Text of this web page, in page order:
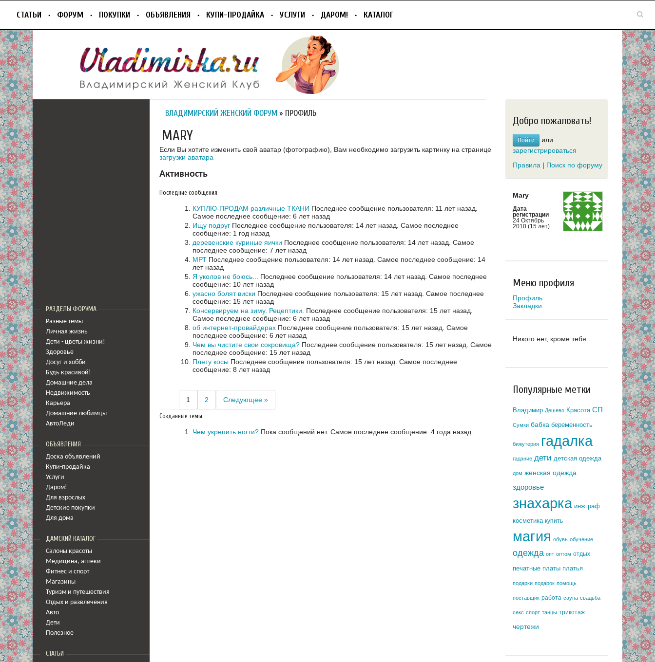
СТАТЬИ ФОРУМ ПОКУПКИ ОБЪЯВЛЕНИЯ КУПИ-ПРОДАЙКА УСЛУГИ ДАРОМ! КАТАЛОГ
РАЗДЕЛЫ ФОРУМА
Разные темы
Личная жизнь
Дети - цветы жизни!
Здоровье
Досуг и хобби
Будь красивой!
Домашние дела
Недвижимость
Карьера
Домашние любимцы
АвтоЛеди
ОБЪЯВЛЕНИЯ
Доска объявлений
Купи-продайка
Услуги
Даром!
Для взрослых
Детские покупки
Для дома
ДАМСКИЙ КАТАЛОГ
Салоны красоты
Медицина, аптеки
Фитнес и спорт
Магазины
Туризм и путешествия
Отдых и развлечения
Авто
Дети
Полезное
СТАТЬИ
ВЛАДИМИРСКИЙ ЖЕНСКИЙ ФОРУМ » ПРОФИЛЬ
MARY
Если Вы хотите изменить свой аватар (фотографию), Вам необходимо загрузить картинку на странице
загрузки аватара
Активность
Последние сообщения
КУПЛЮ-ПРОДАМ различные ТКАНИ Последнее сообщение пользователя: 11 лет назад.
Самое последнее сообщение: 6 лет назад
Ищу подруг Последнее сообщение пользователя: 14 лет назад. Самое последнее
сообщение: 1 год назад
деревенские куриные яички Последнее сообщение пользователя: 14 лет назад. Самое
последнее сообщение: 7 лет назад
МРТ Последнее сообщение пользователя: 14 лет назад. Самое последнее сообщение: 14
лет назад
Я уколов не боюсь...
Последнее сообщение пользователя: 14 лет назад. Самое последнее
сообщение: 10 лет назад
ужасно болят виски Последнее сообщение пользователя: 15 лет назад. Самое последнее
сообщение: 15 лет назад
Консервируем на зиму. Рецептики.
Последнее сообщение пользователя: 15 лет назад.
Самое последнее сообщение: 6 лет назад
об интернет-провайдерах Последнее сообщение пользователя: 15 лет назад. Самое
последнее сообщение: 6 лет назад
Чем вы чистите свои сокровища? Последнее сообщение пользователя: 15 лет назад. Самое
последнее сообщение: 15 лет назад
Плету косы Последнее сообщение пользователя: 15 лет назад. Самое последнее
сообщение: 8 лет назад
1 2 Следующее »
Созданные темы
Чем укрепить ногти? Пока сообщений нет. Самое последнее сообщение: 4 года назад.
Добро пожаловать!
Войти
или
зарегистрироваться
Правила | Поиск по форуму
Mary
Дата
регистрации
24 Октябрь
2010 (15 лет)
Меню профиля
Профиль
Закладки
Никого нет, кроме тебя.
Популярные метки
Владимир Дешево Красота СП
Сумки бабка беременность
бижутерия гадалка
гадание дети детская одежда
дом женская одежда
здоровье
знахарка инжграф
косметика купить
магия обувь обучение
одежда опт оптом отдых
печатные платы платья
подарки подарок помощь
поставщик работа сауна свадьба
секс спорт танцы трикотаж
чертежи